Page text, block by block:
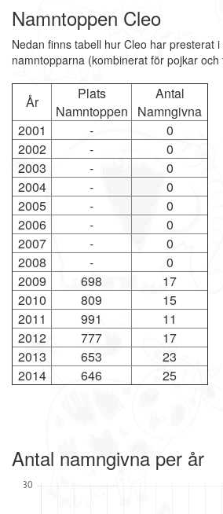
Namntoppen Cleo
Nedan finns tabell hur Cleo har presterat
namntopparna (kombinerat för pojkar och
År
Plats
Namntoppen
Antal
Namngivna
2001
-
0
2002
-
0
2003
-
0
2004
-
0
2005
-
0
2006
-
0
2007
-
0
2008
-
0
2009
698
17
2010
809
15
2011
991
11
2012
777
17
2013
653
23
2014
646 25
Antal namngivna per år